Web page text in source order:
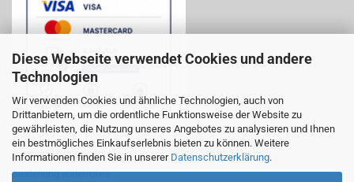
Diese Webseite verwendet Cookies und andere
Technologien
Wir verwenden Cookies und ähnliche Technologien, auch von
Drittanbietern, um die ordentliche Funktionsweise der Website zu
gewährleisten, die Nutzung unseres Angebotes zu analysieren und Ihnen
ein bestmögliches Einkaufserlebnis bieten zu können. Weitere
Informationen finden Sie in unserer Datenschutzerklärung.
WIDERRUF ERKLÄREN:
Bestellung widerrufen